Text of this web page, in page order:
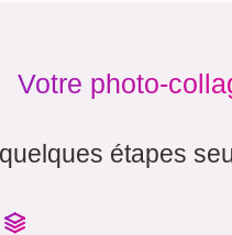
Votre photo-
étapes